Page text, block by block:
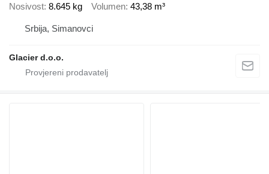
Nosivost 8.645 kg Volumen 43,38 m³
Srbija, Simanovci
Glacier d.o.o.